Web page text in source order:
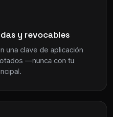
y revocables
una clave de aplicación
—nunca con tu